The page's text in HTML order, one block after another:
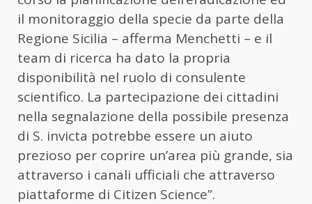
il monitoraggio della specie da parte della
Regione Sicilia – afferma Menchetti – e il
team di ricerca ha dato la propria
disponibilità nel ruolo di consulente
scientifico. La partecipazione dei cittadini
nella segnalazione della possibile presenza
di S. invicta potrebbe essere un aiuto
prezioso per coprire un’area più grande, sia
attraverso i canali ufficiali che attraverso
piattaforme di Citizen Science”.